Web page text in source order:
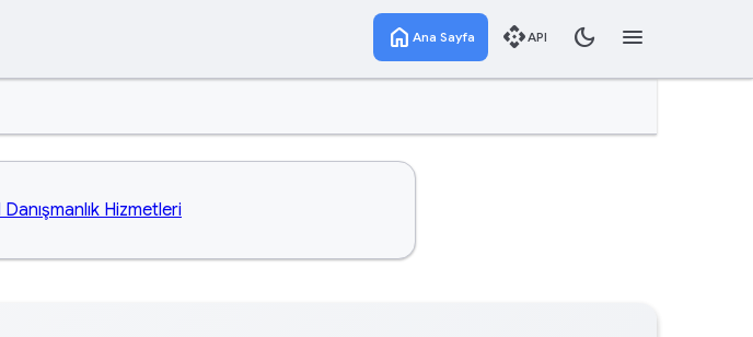
home Ana Sayfa apiAPI dark_mode menu